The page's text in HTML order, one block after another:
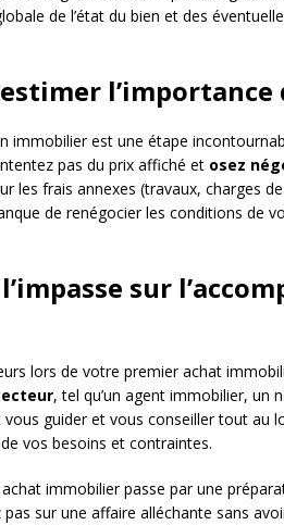
de l’état du bien et des
estimer
immobilier est une étape
pas du prix affiché et osez
les frais annexes (travaux, charges
de renégocier les conditions de
sur
lors de votre premier achat
, tel qu’un agent immobilier, un
guider et vous conseiller tout au
vos besoins et contraintes.
immobilier passe par une
sur une affaire alléchante sans